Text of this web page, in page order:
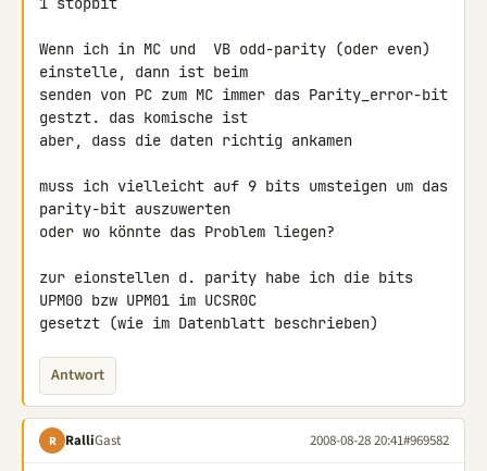
Wenn ich in MC und  VB odd-parity (oder even)
einstelle, dann ist beim
senden von PC zum MC immer das Parity_error-bit
gestzt. das komische ist
aber, dass die daten richtig ankamen
muss ich vielleicht auf 9 bits umsteigen um das
parity-bit auszuwerten
oder wo könnte das Problem liegen?
zur eionstellen d. parity habe ich die bits
UPM00 bzw UPM01 im UCSR0C
gesetzt (wie im Datenblatt beschrieben)
Antwort
R RalliGast 2008-08-28 20:41#969582